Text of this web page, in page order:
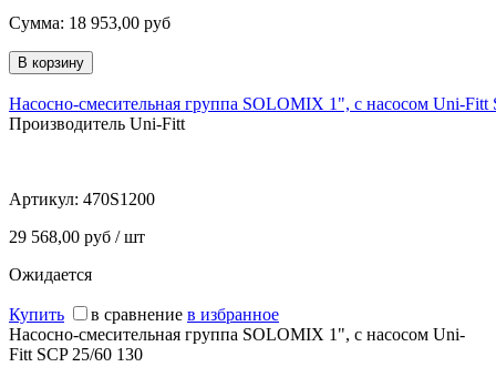
Сумма: 18 953,00 руб
Насосно-смесительная группа SOLOMIX 1", c насосом Uni-Fitt
Производитель Uni-Fitt
Артикул: 470S1200
29 568,00 руб / шт
Ожидается
Купить в сравнение в избранное
Насосно-смесительная группа SOLOMIX 1", c насосом Uni-
Fitt SCP 25/60 130